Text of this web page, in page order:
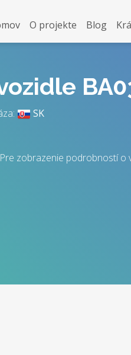
O projekte Blog
SK
Pre zobrazenie podrobností o